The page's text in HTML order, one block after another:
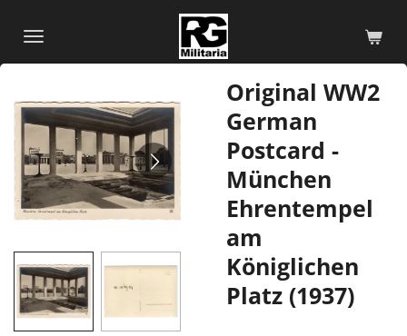
main
Original WW2
German
Postcard -
München
Ehrentempel
am
Königlichen
Platz (1937)